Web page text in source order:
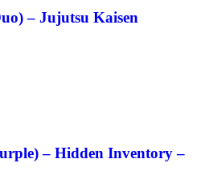
– Jujutsu Kaisen
– Hidden Inventory –